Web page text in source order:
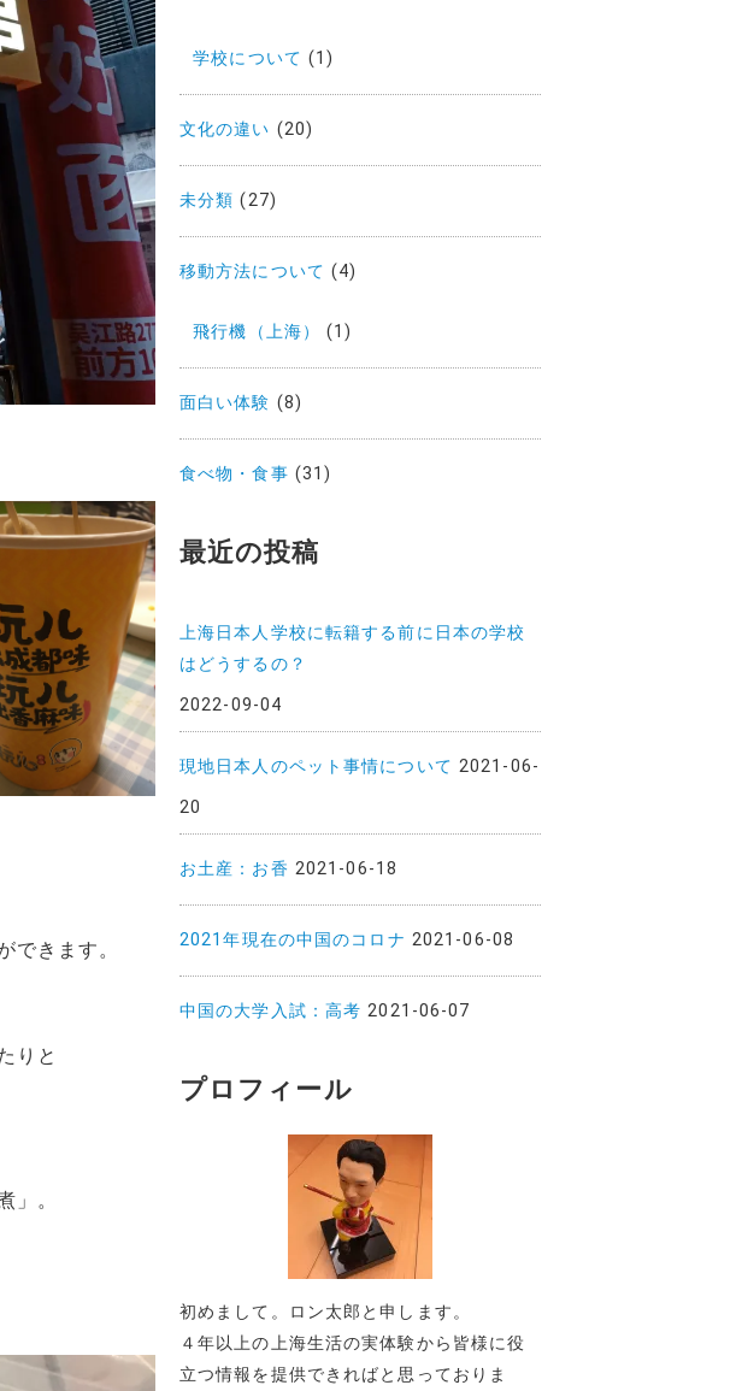
できます。
りと
」。
学校について (1)
文化の違い (20)
未分類 (27)
移動方法について (4)
飛行機（上海） (1)
面白い体験 (8)
食べ物・食事 (31)
最近の投稿
上海日本人学校に転籍する前に日本の学校
はどうするの？
2022-09-04
現地日本人のペット事情について 2021-06-
20
お土産：お香 2021-06-18
2021年現在の中国のコロナ 2021-06-08
中国の大学入試：高考 2021-06-07
プロフィール
初めまして。ロン太郎と申します。
４年以上の上海生活の実体験から皆様に役
立つ情報を提供できればと思っておりま